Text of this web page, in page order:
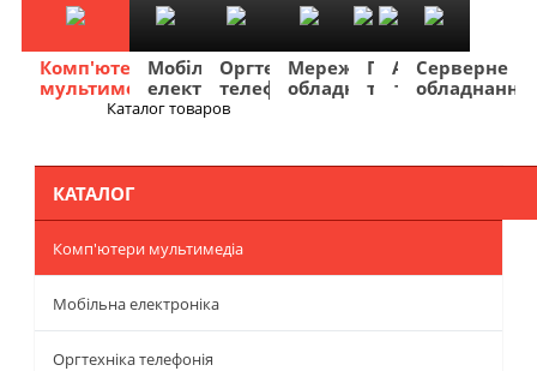
Комп'ютери
мультимедіа
Мобільна
електроніка
Оргтехніка
телефонія
Мережеве
обладнання
Побутова
техніка
TV
та
Фото
та
Авто
та
Серверне
обладнання
Каталог товаров
КАТАЛОГ
Комп'ютери мультимедіа
Мобільна електроніка
Оргтехніка телефонія